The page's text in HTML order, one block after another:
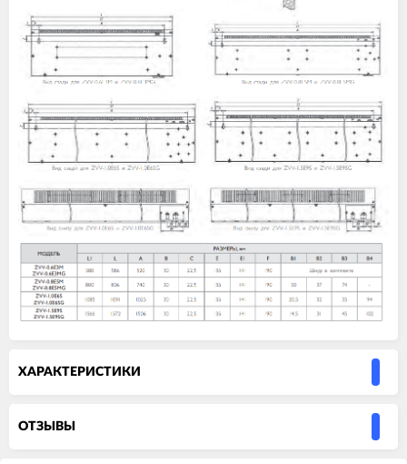
ХАРАКТЕРИСТИКИ
ОТЗЫВЫ